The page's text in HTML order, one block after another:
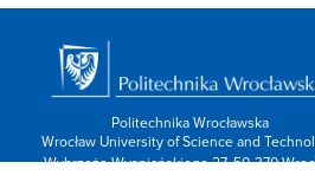
Politechnika Wrocławska
Wrocław University of Science and
Wybrzeże Wyspiańskiego 27, 50-370